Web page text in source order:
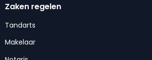
Zaken regelen
Tandarts
Makelaar